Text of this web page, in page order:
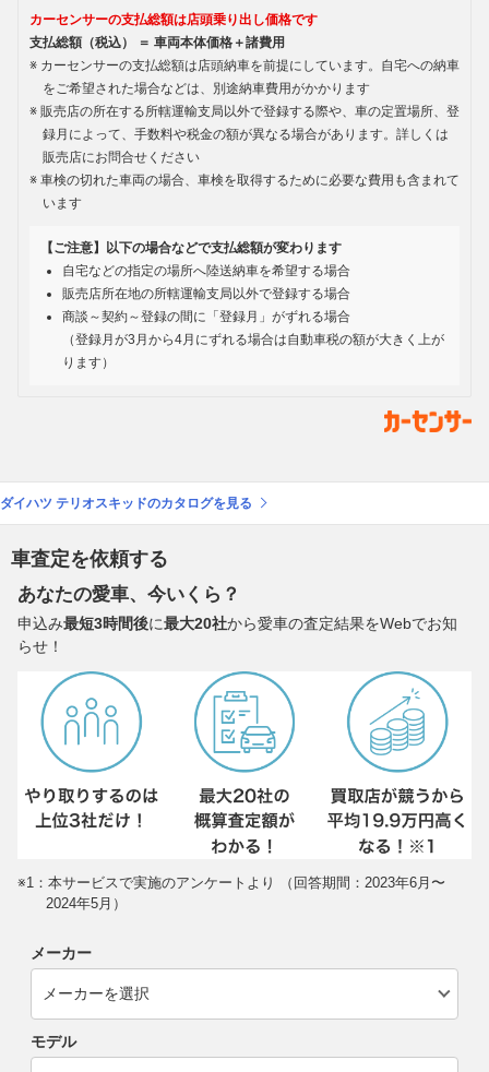
カーセンサーの支払総額は店頭乗り出し価格です
支払総額（税込） ＝ 車両本体価格＋諸費用
カーセンサーの支払総額は店頭納車を前提にしています。自宅への納車
をご希望された場合などは、別途納車費用がかかります
販売店の所在する所轄運輸支局以外で登録する際や、車の定置場所、登
録月によって、手数料や税金の額が異なる場合があります。詳しくは
販売店にお問合せください
車検の切れた車両の場合、車検を取得するために必要な費用も含まれて
います
【ご注意】以下の場合などで支払総額が変わります
自宅などの指定の場所へ陸送納車を希望する場合
販売店所在地の所轄運輸支局以外で登録する場合
商談～契約～登録の間に「登録月」がずれる場合
（登録月が3月から4月にずれる場合は自動車税の額が大きく上が
ります）
ダイハツ テリオスキッドのカタログを見る
車査定を依頼する
あなたの愛車、今いくら？
申込み最短3時間後に最大20社から愛車の査定結果をWebでお知
らせ！
※1：本サービスで実施のアンケートより （回答期間：2023年6月〜
2024年5月）
メーカー
モデル